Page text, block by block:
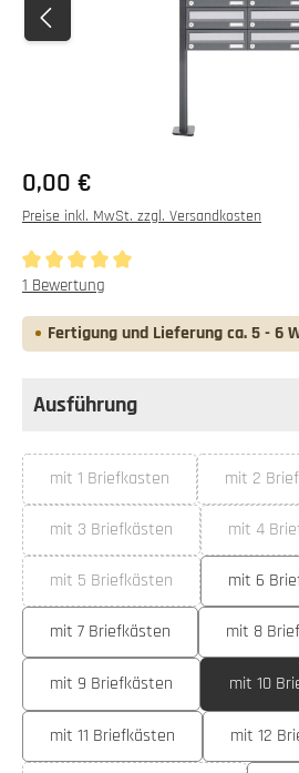
0,00 €
Preise inkl. MwSt. zzgl. Versandkosten
Durchschnittliche Bewertung von 5 von 5
1 Bewertung
Fertigung und Lieferung ca. 5 - 6
Ausführung
Ausführungauswählen
mit 1 Briefkasten
(Diese Option ist zurzeit nicht
mit 2
mit 3 Briefkästen
(Diese Option ist zurzeit nicht
mit 4
mit 5 Briefkästen
(Diese Option ist zurzeit nicht
mit 6
mit 7 Briefkästen mit 8
mit 9 Briefkästen mit 10
mit 11 Briefkästen mit 12